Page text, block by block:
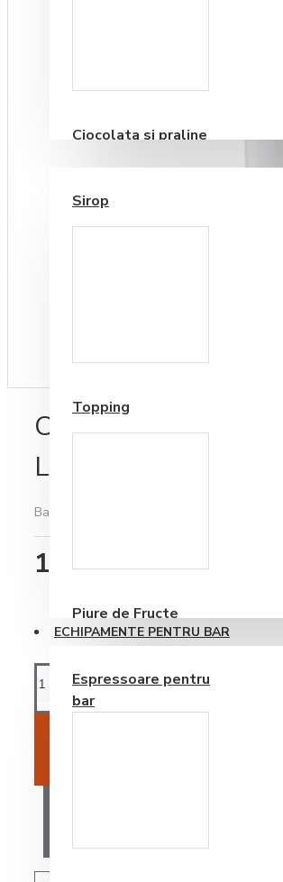
Ciocolata si praline
Sirop
Topping
Piure de Fructe
ECHIPAMENTE PENTRU BAR
Espressoare pentru
bar
Cartus Filtrant Brita
L*
Bazată pe 0 note.
1.150,55RON